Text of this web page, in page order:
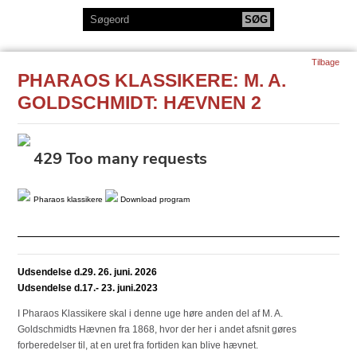
PHARAOS KLASSIKERE: M. A.
GOLDSCHMIDT: HÆVNEN 2
Pharaos klassikere Download program
Udsendelse d.29. 26. juni. 2026
Udsendelse d.17.- 23. juni.2023
I Pharaos Klassikere skal i denne uge høre anden del af M. A.
Goldschmidts Hævnen fra 1868, hvor der her i andet afsnit gøres
forberedelser til, at en uret fra fortiden kan blive hævnet.
Tilbage